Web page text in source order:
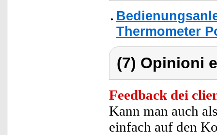
Thermometer
(7) Opinioni
Feedback dei
Kann man auch
einfach auf den